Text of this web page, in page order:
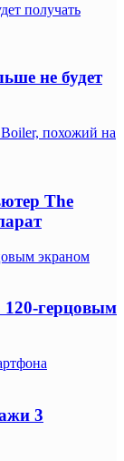
получать
не будет
похожий на
The
экраном
120-герцовым
3